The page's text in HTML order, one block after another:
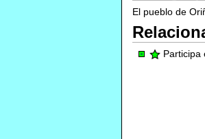
El pueblo de
Participa